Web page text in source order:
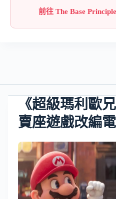
前往 The Base
《超級瑪利歐
賣座遊戲改編電